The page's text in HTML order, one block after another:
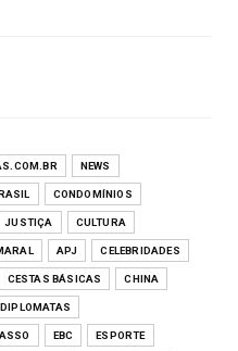
NEWS
CONDOMÍNIOS
JUSTIÇA CULTURA
APJ CELEBRIDADES
CESTAS BÁSICAS CHINA
DIPLOMATAS
EBC ESPORTE